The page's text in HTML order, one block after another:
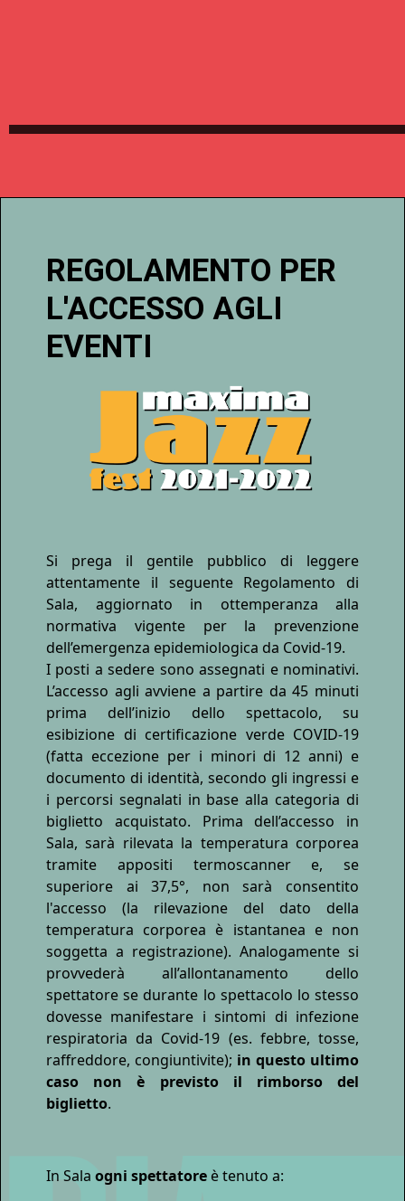
REGOLAMENTO PER
L'ACCESSO AGLI
EVENTI
Si prega il gentile pubblico di leggere
attentamente il seguente Regolamento di
Sala, aggiornato in ottemperanza alla
normativa vigente per la prevenzione
dell’emergenza epidemiologica da Covid-19.
I posti a sedere sono assegnati e nominativi.
L’accesso agli avviene a partire da 45 minuti
prima dell’inizio dello spettacolo, su
esibizione di certificazione verde COVID-19
(fatta eccezione per i minori di 12 anni) e
documento di identità, secondo gli ingressi e
i percorsi segnalati in base alla categoria di
biglietto acquistato. Prima dell’accesso in
Sala, sarà rilevata la temperatura corporea
tramite appositi termoscanner e, se
superiore ai 37,5°, non sarà consentito
l'accesso (la rilevazione del dato della
temperatura corporea è istantanea e non
soggetta a registrazione). Analogamente si
provvederà all’allontanamento dello
spettatore se durante lo spettacolo lo stesso
dovesse manifestare i sintomi di infezione
respiratoria da Covid-19 (es. febbre, tosse,
raffreddore, congiuntivite); in questo ultimo
caso non è previsto il rimborso del
biglietto.
In Sala ogni spettatore è tenuto a: